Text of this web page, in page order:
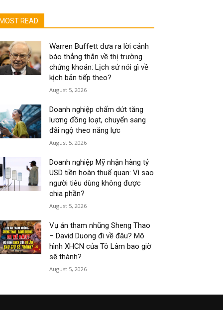
MOST READ
Warren Buffett đưa ra lời cảnh
báo thẳng thắn về thị trường
chứng khoán: Lịch sử nói gì về
kịch bản tiếp theo?
August 5, 2026
Doanh nghiệp chấm dứt tăng
lương đồng loạt, chuyển sang
đãi ngộ theo năng lực
August 5, 2026
Doanh nghiệp Mỹ nhận hàng tỷ
USD tiền hoàn thuế quan: Vì sao
người tiêu dùng không được
chia phần?
August 5, 2026
Vụ án tham nhũng Sheng Thao
– David Duong đi về đâu? Mô
hình XHCN của Tô Lâm bao giờ
sẽ thành?
August 5, 2026